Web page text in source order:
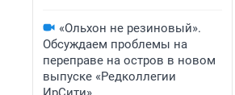
«Ольхон не резиновый».
Обсуждаем проблемы на
переправе на остров в новом
выпуске «Редколлегии